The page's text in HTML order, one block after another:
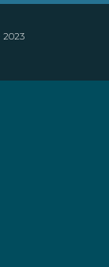
2023